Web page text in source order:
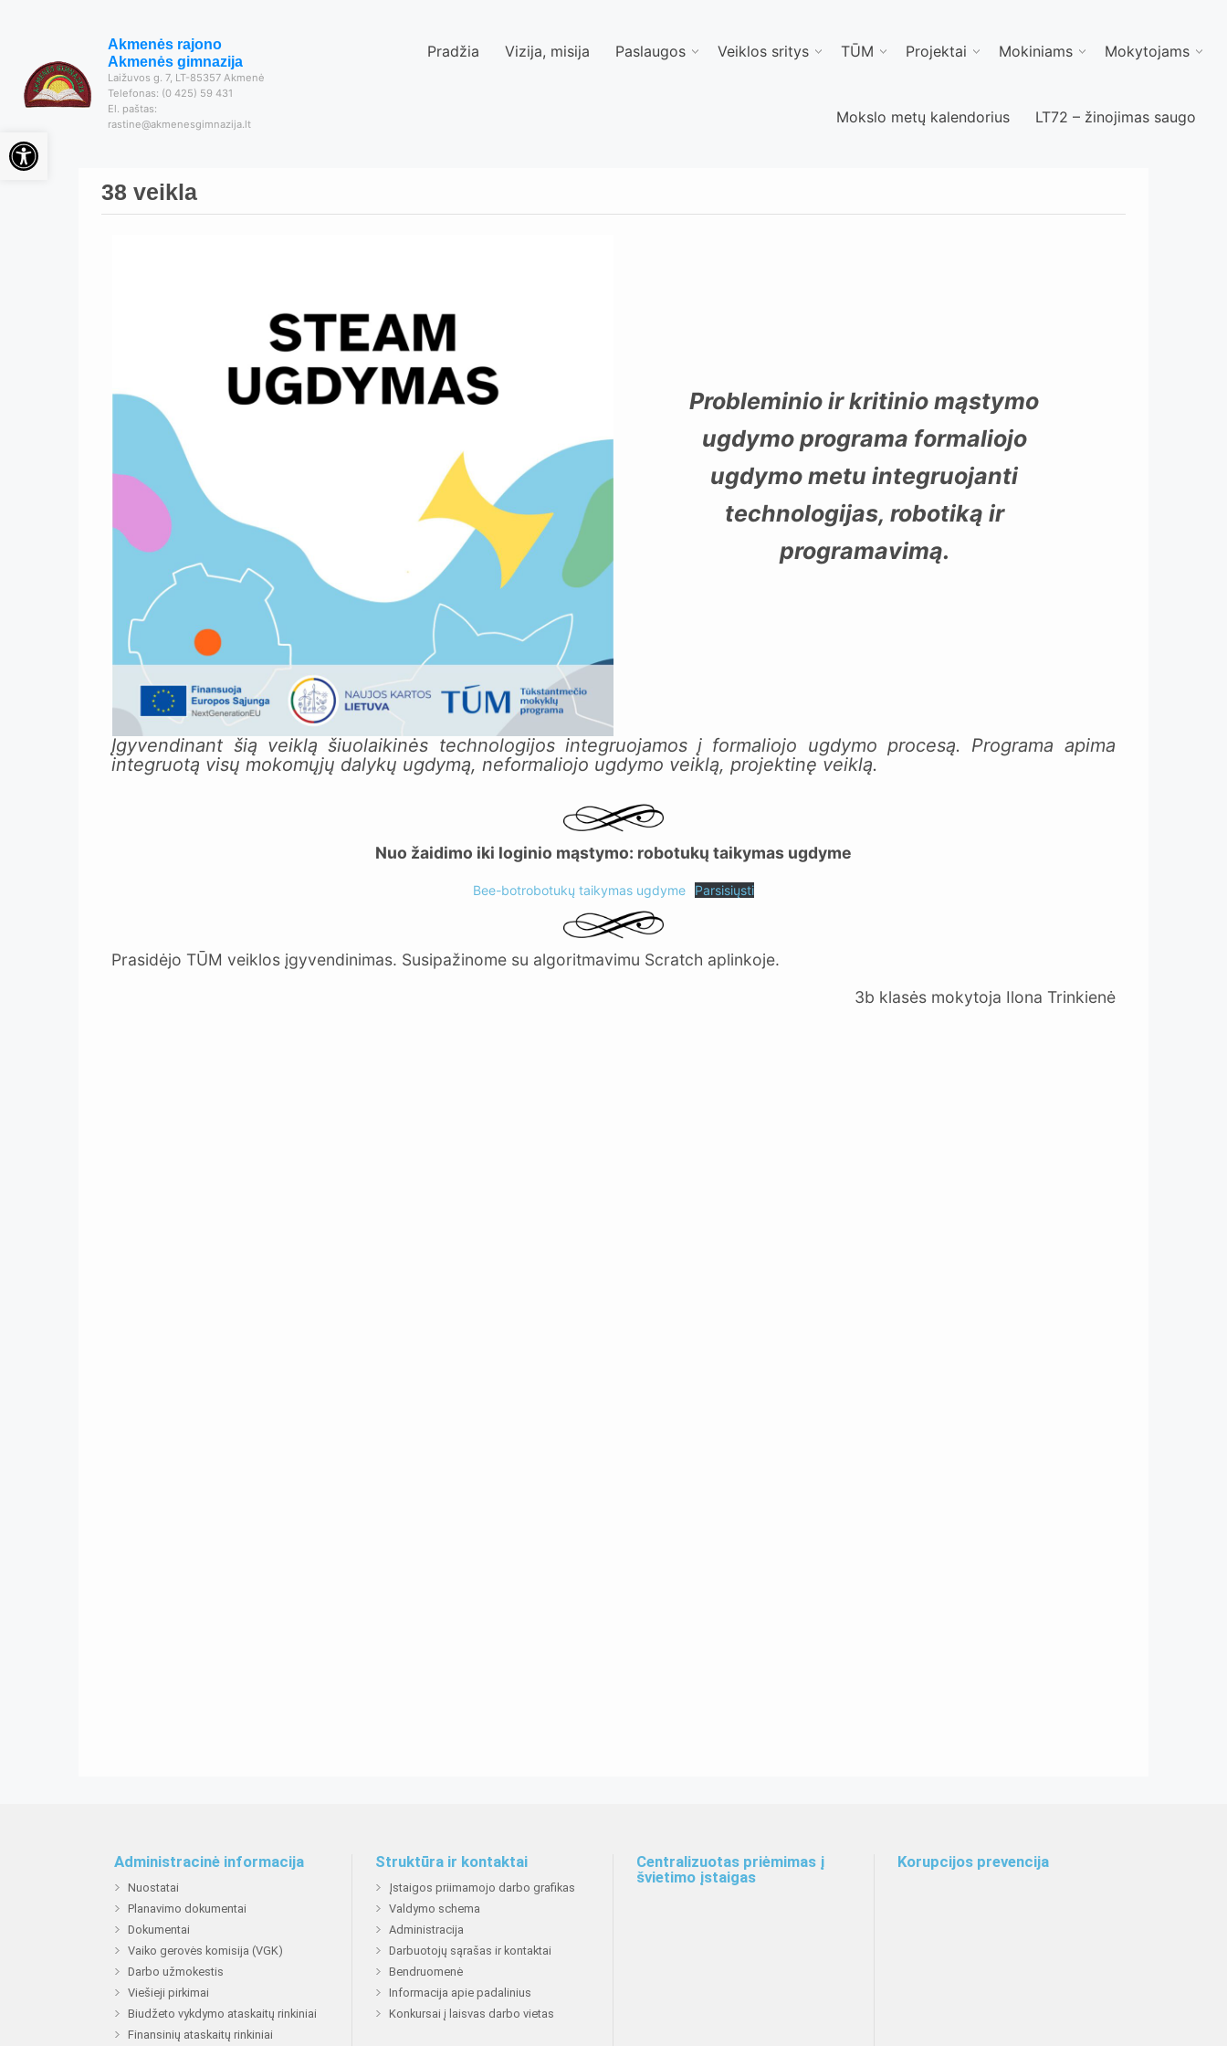
Akmenės rajono
Akmenės gimnazija
Laižuvos g. 7, LT-85357 Akmenė
Telefonas: (0 425) 59 431
El. paštas:
rastine@akmenesgimnazija.lt
Pradžia Vizija, misija Paslaugos Veiklos sritys TŪM Projektai Mokiniams Mokytojams
Mokslo metų kalendorius LT72 – žinojimas saugo
38 veikla
Probleminio ir kritinio mąstymo
ugdymo programa formaliojo
ugdymo metu integruojanti
technologijas, robotiką ir
programavimą.
Įgyvendinant šią veiklą šiuolaikinės technologijos integruojamos į formaliojo ugdymo procesą. Programa apima
integruotą visų mokomųjų dalykų ugdymą, neformaliojo ugdymo veiklą, projektinę veiklą.
Nuo žaidimo iki loginio mąstymo: robotukų taikymas ugdyme
Bee-botrobotukų taikymas ugdyme Parsisiųsti
Prasidėjo TŪM veiklos įgyvendinimas. Susipažinome su algoritmavimu Scratch aplinkoje.
3b klasės mokytoja Ilona Trinkienė
Administracinė informacija
Nuostatai
Planavimo dokumentai
Dokumentai
Vaiko gerovės komisija (VGK)
Darbo užmokestis
Viešieji pirkimai
Biudžeto vykdymo ataskaitų rinkiniai
Finansinių ataskaitų rinkiniai
Struktūra ir kontaktai
Įstaigos priimamojo darbo grafikas
Valdymo schema
Administracija
Darbuotojų sąrašas ir kontaktai
Bendruomenė
Informacija apie padalinius
Konkursai į laisvas darbo vietas
Centralizuotas priėmimas į
švietimo įstaigas
Korupcijos prevencija
Open toolbar